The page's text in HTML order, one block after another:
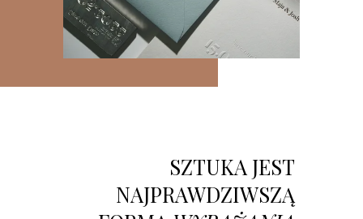
SZTUKA JEST
NAJPRAWDZIWSZĄ